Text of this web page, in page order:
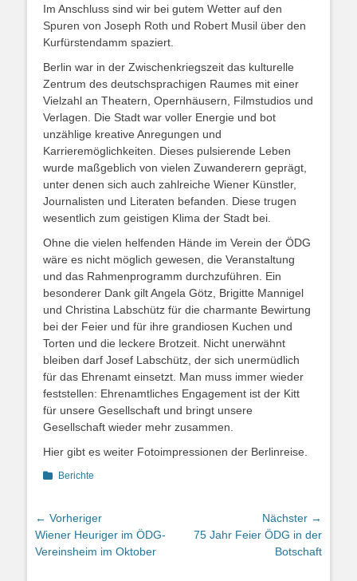
Im Anschluss sind wir bei gutem Wetter auf den
Spuren von Joseph Roth und Robert Musil über den
Kurfürstendamm spaziert.
Berlin war in der Zwischenkriegszeit das kulturelle
Zentrum des deutschsprachigen Raumes mit einer
Vielzahl an Theatern, Opernhäusern, Filmstudios und
Verlagen. Die Stadt war voller Energie und bot
unzählige kreative Anregungen und
Karrieremöglichkeiten. Dieses pulsierende Leben
wurde maßgeblich von vielen Zuwanderern geprägt,
unter denen sich auch zahlreiche Wiener Künstler,
Journalisten und Literaten befanden. Diese trugen
wesentlich zum geistigen Klima der Stadt bei.
Ohne die vielen helfenden Hände im Verein der ÖDG
wäre es nicht möglich gewesen, die Veranstaltung
und das Rahmenprogramm durchzuführen. Ein
besonderer Dank gilt Angela Götz, Brigitte Mannigel
und Christina Labschütz für die charmante Bewirtung
bei der Feier und für ihre grandiosen Kuchen und
Torten und die leckere Brotzeit. Nicht unerwähnt
bleiben darf Josef Labschütz, der sich unermüdlich
für das Ehrenamt einsetzt. Man muss immer wieder
feststellen: Ehrenamtliches Engagement ist der Kitt
für unsere Gesellschaft und bringt unsere
Gesellschaft wieder mehr zusammen.
Hier gibt es weiter Fotoimpressionen der Berlinreise.
Kategorien
Berichte
Beitragsnavigation
← Vorheriger
Vorheriger
Beitrag:
Wiener Heuriger im ÖDG-
Vereinsheim im Oktober
Nächster →
Nächster
75 Jahr Feier ÖDG in der
Botschaft